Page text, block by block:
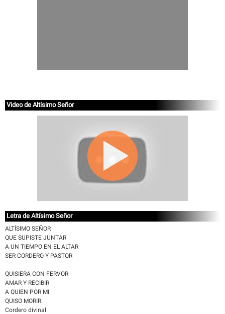
Video de Altísimo Señor
Letra de Altísimo Señor
ALTÍSIMO SEÑOR
QUE SUPISTE JUNTAR
A UN TIEMPO EN EL ALTAR
SER CORDERO Y PASTOR
QUISIERA CON FERVOR
AMAR Y RECIBIR
A QUIEN POR MI
QUISO MORIR.
Cordero divinal